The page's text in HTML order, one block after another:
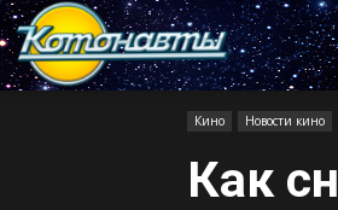
Котонавты
Кино Новости кино
Как